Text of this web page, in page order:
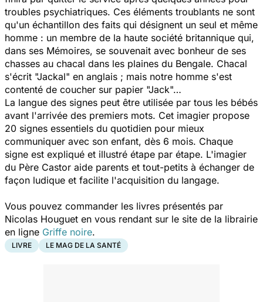
troubles psychiatriques. Ces éléments troublants ne sont
qu'un échantillon des faits qui désignent un seul et même
homme : un membre de la haute société britannique qui,
dans ses Mémoires, se souvenait avec bonheur de ses
chasses au chacal dans les plaines du Bengale. Chacal
s'écrit "Jackal" en anglais ; mais notre homme s'est
contenté de coucher sur papier "Jack"…
La langue des signes peut être utilisée par tous les bébés
avant l'arrivée des premiers mots. Cet imagier propose
20 signes essentiels du quotidien pour mieux
communiquer avec son enfant, dès 6 mois. Chaque
signe est expliqué et illustré étape par étape. L'imagier
du Père Castor aide parents et tout-petits à échanger de
façon ludique et facilite l'acquisition du langage.
Vous pouvez commander les livres présentés par
Nicolas Houguet en vous rendant sur le site de la librairie
en ligne Griffe noire.
LIVRE LE MAG DE LA SANTÉ